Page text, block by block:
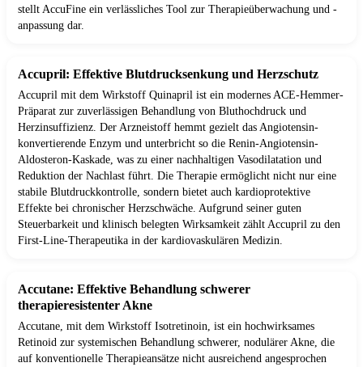
stellt AccuFine ein verlässliches Tool zur Therapieüberwachung und -
anpassung dar.
Accupril: Effektive Blutdrucksenkung und Herzschutz
Accupril mit dem Wirkstoff Quinapril ist ein modernes ACE-Hemmer-
Präparat zur zuverlässigen Behandlung von Bluthochdruck und
Herzinsuffizienz. Der Arzneistoff hemmt gezielt das Angiotensin-
konvertierende Enzym und unterbricht so die Renin-Angiotensin-
Aldosteron-Kaskade, was zu einer nachhaltigen Vasodilatation und
Reduktion der Nachlast führt. Die Therapie ermöglicht nicht nur eine
stabile Blutdruckkontrolle, sondern bietet auch kardioprotektive
Effekte bei chronischer Herzschwäche. Aufgrund seiner guten
Steuerbarkeit und klinisch belegten Wirksamkeit zählt Accupril zu den
First-Line-Therapeutika in der kardiovaskulären Medizin.
Accutane: Effektive Behandlung schwerer
therapieresistenter Akne
Accutane, mit dem Wirkstoff Isotretinoin, ist ein hochwirksames
Retinoid zur systemischen Behandlung schwerer, nodulärer Akne, die
auf konventionelle Therapieansätze nicht ausreichend angesprochen